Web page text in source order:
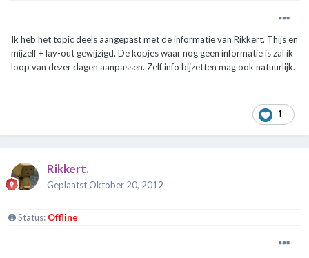
Ik heb het topic deels aangepast met de informatie van Rikkert, Thijs en
mijzelf + lay-out gewijzigd. De kopjes waar nog geen informatie is zal ik
loop van dezer dagen aanpassen. Zelf info bijzetten mag ook natuurlijk.
1
Rikkert.
Geplaatst Oktober 20, 2012
Status: Offline